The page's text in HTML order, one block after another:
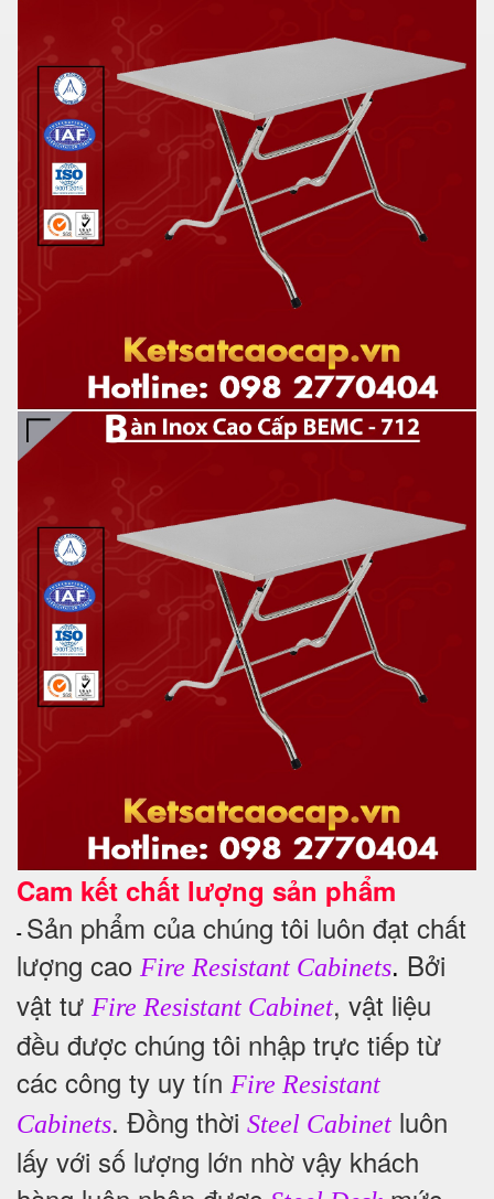
Cam kết chất lượng sản phẩm
- Sản phẩm của chúng tôi luôn đạt chất
lượng cao Fire Resistant Cabinets. Bởi
vật tư Fire Resistant Cabinet, vật liệu
đều được chúng tôi nhập trực tiếp từ
các công ty uy tín Fire Resistant
Cabinets. Đồng thời Steel Cabinet luôn
lấy với số lượng lớn nhờ vậy khách